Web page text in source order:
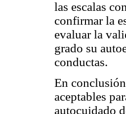
las escalas
confirmar la
evaluar la
grado su
conductas.
En
aceptables
autocuidado